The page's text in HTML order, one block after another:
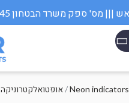
Optoelectronics - אופטואלקטרוניקה/Neon indicators